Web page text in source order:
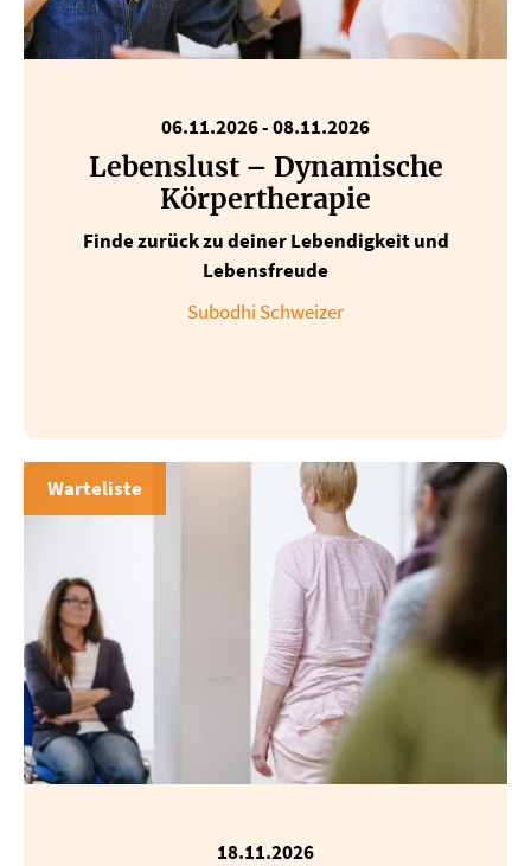
06.11.2026-08.11.2026
Lebenslust – Dynamische
Körpertherapie
Finde zurück zu deiner Lebendigkeit und
Lebensfreude
Subodhi Schweizer
Warteliste
18.11.2026